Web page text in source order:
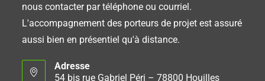
nous contacter par téléphone ou courriel.
L'accompagnement des porteurs de projet est assuré
aussi bien en présentiel qu'à distance.
Adresse
54 bis rue Gabriel Péri – 78800 Houilles